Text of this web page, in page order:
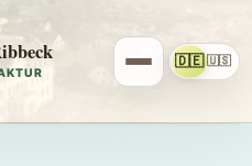
🇩🇪🇺🇸